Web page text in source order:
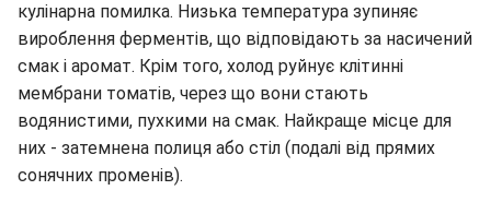
кулінарна помилка. Низька температура зупиняє
вироблення ферментів, що відповідають за насичений
смак і аромат. Крім того, холод руйнує клітинні
мембрани томатів, через що вони стають
водянистими, пухкими на смак. Найкраще місце для
них - затемнена полиця або стіл (подалі від прямих
сонячних променів).